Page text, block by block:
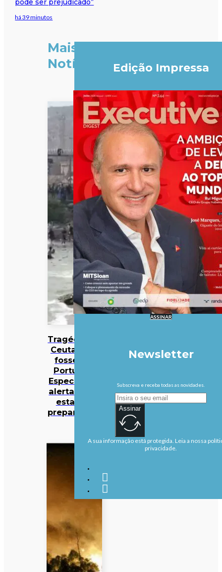
há 39 minutos
Mais
Notícias
Tragédia de
Ceuta: e se
fosse em
Portugal?
Especialista
alerta: “Não
estamos
preparados”
Edição Impressa
ASSINAR
Newsletter
Subscreva e receba todas as novidades.
Assinar
A sua informação está protegida. Leia a nossa
privacidade.